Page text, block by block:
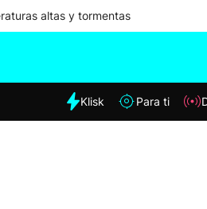
altas y tormentas
Klisk Para ti